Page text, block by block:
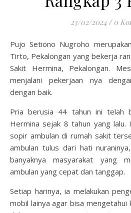
23/02/2024 / 0
Pujo Setiono Nugroho merupakan pria asal Karanganyar
Tirto, Pekalongan yang bekerja
Sakit Hermina, Pekalongan.
menjalani pekerjaan nya
dengan baik.
Pria berusia 44 tahun ini telah
Hermina sejak 8 tahun yang lalu.
sopir ambulan di rumah sakit
ambulan tulus dari hati
banyaknya masyarakat yang
ambulan yang cepat dan tanggap.
Setiap harinya, ia melakukan
mobil lainya agar bisa mengetahui